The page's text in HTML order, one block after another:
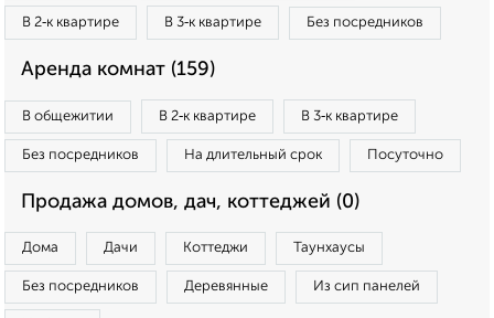
В 2‑к квартире В 3‑к квартире Без посредников
Аренда комнат (159)
В общежитии В 2‑к квартире В 3‑к квартире
Без посредников На длительный срок Посуточно
Продажа домов, дач, коттеджей (0)
Дома Дачи Коттеджи Таунхаусы
Без посредников Деревянные Из сип панелей